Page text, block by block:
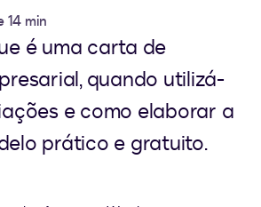
14 min
é uma carta de
quando utilizá-
e como elaborar a
prático e gratuito.